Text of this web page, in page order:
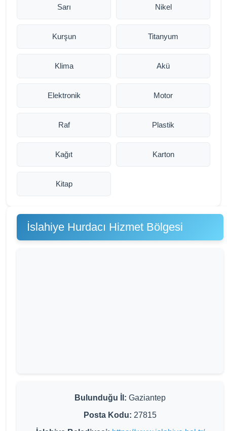
Sarı Nikel
Kurşun Titanyum
Klima Akü
Elektronik Motor
Raf Plastik
Kağıt Karton
Kitap
İslahiye Hurdacı Hizmet Bölgesi
Bulunduğu İl: Gaziantep
Posta Kodu: 27815